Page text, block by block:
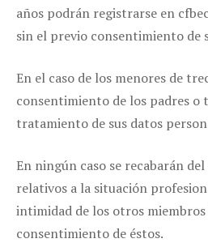
años podrán registrarse en
sin el previo consentimiento de
En el caso de los menores de
consentimiento de los padres o
tratamiento de sus datos
En ningún caso se recabarán
relativos a la situación
intimidad de los otros
consentimiento de éstos.